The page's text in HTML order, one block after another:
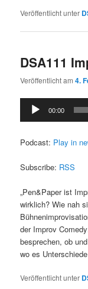
Veröffentlicht unter
DSA111
Veröffentlicht am4.
Audio-
Player
00:00
Podcast: Play in
Subscribe: RSS
„Pen&Paper ist
wirklich? Wie nah
der Improv
besprechen, ob
wo es
Veröffentlicht unter